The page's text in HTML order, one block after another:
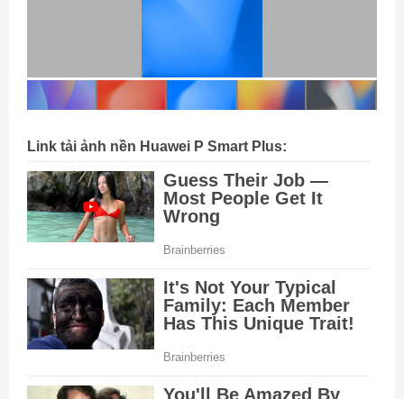
Link tải ảnh nền Huawei P Smart Plus: